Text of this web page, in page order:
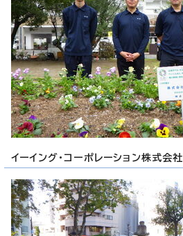
イーイング・コーポレーション株式会社